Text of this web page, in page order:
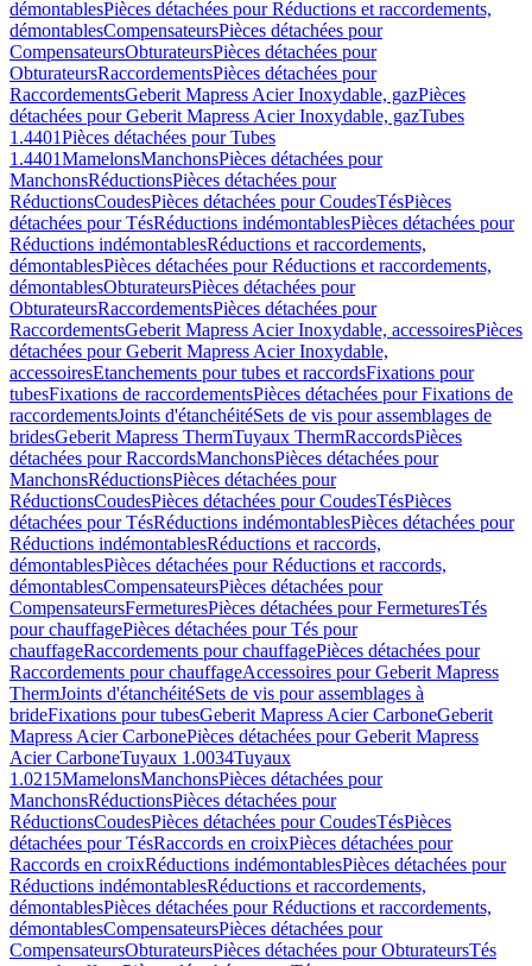
démontablesPièces détachées pour Réductions et raccordements,
démontablesCompensateursPièces détachées pour
CompensateursObturateursPièces détachées pour
ObturateursRaccordementsPièces détachées pour
RaccordementsGeberit Mapress Acier Inoxydable, gazPièces
détachées pour Geberit Mapress Acier Inoxydable, gazTubes
1.4401Pièces détachées pour Tubes
1.4401MamelonsManchonsPièces détachées pour
ManchonsRéductionsPièces détachées pour
RéductionsCoudesPièces détachées pour CoudesTésPièces
détachées pour TésRéductions indémontablesPièces détachées pour
Réductions indémontablesRéductions et raccordements,
démontablesPièces détachées pour Réductions et raccordements,
démontablesObturateursPièces détachées pour
ObturateursRaccordementsPièces détachées pour
RaccordementsGeberit Mapress Acier Inoxydable, accessoiresPièces
détachées pour Geberit Mapress Acier Inoxydable,
accessoiresEtanchements pour tubes et raccordsFixations pour
tubesFixations de raccordementsPièces détachées pour Fixations de
raccordementsJoints d'étanchéitéSets de vis pour assemblages de
bridesGeberit Mapress ThermTuyaux ThermRaccordsPièces
détachées pour RaccordsManchonsPièces détachées pour
ManchonsRéductionsPièces détachées pour
RéductionsCoudesPièces détachées pour CoudesTésPièces
détachées pour TésRéductions indémontablesPièces détachées pour
Réductions indémontablesRéductions et raccords,
démontablesPièces détachées pour Réductions et raccords,
démontablesCompensateursPièces détachées pour
CompensateursFermeturesPièces détachées pour FermeturesTés
pour chauffagePièces détachées pour Tés pour
chauffageRaccordements pour chauffagePièces détachées pour
Raccordements pour chauffageAccessoires pour Geberit Mapress
ThermJoints d'étanchéitéSets de vis pour assemblages à
brideFixations pour tubesGeberit Mapress Acier CarboneGeberit
Mapress Acier CarbonePièces détachées pour Geberit Mapress
Acier CarboneTuyaux 1.0034Tuyaux
1.0215MamelonsManchonsPièces détachées pour
ManchonsRéductionsPièces détachées pour
RéductionsCoudesPièces détachées pour CoudesTésPièces
détachées pour TésRaccords en croixPièces détachées pour
Raccords en croixRéductions indémontablesPièces détachées pour
Réductions indémontablesRéductions et raccordements,
démontablesPièces détachées pour Réductions et raccordements,
démontablesCompensateursPièces détachées pour
CompensateursObturateursPièces détachées pour ObturateursTés